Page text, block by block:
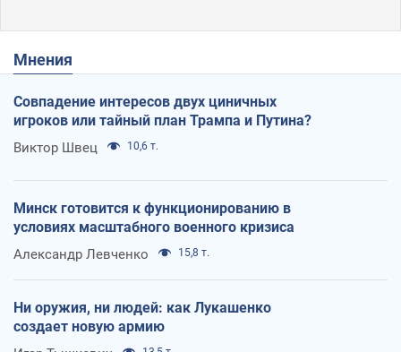
Мнения
Совпадение интересов двух циничных
игроков или тайный план Трампа и Путина?
Виктор Швец 10,6 т.
Минск готовится к функционированию в
условиях масштабного военного кризиса
Александр Левченко 15,8 т.
Ни оружия, ни людей: как Лукашенко
создает новую армию